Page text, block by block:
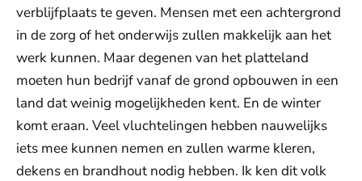
verblijfplaats te geven. Mensen met een achtergrond
in de zorg of het onderwijs zullen makkelijk aan het
werk kunnen. Maar degenen van het platteland
moeten hun bedrijf vanaf de grond opbouwen in een
land dat weinig mogelijkheden kent. En de winter
komt eraan. Veel vluchtelingen hebben nauwelijks
iets mee kunnen nemen en zullen warme kleren,
dekens en brandhout nodig hebben. Ik ken dit volk